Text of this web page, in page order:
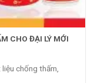
CHO ĐẠI LÝ MỚI
chống thấm,